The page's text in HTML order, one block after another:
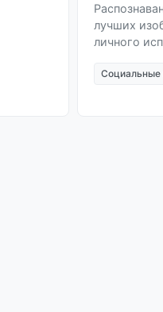
лучших
личного
Социальные